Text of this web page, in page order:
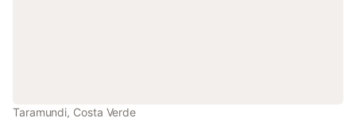
Taramundi, Costa Verde